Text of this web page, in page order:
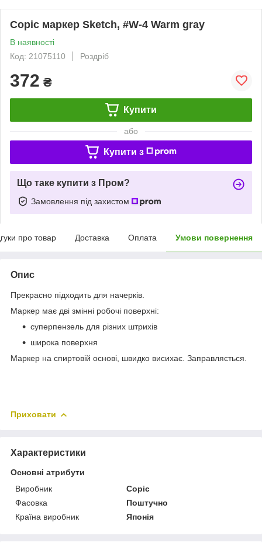
Copic маркер Sketch, #W-4 Warm gray
В наявності
Код: 21075110
Роздріб
372 ₴
Купити
або
Купити з
Що таке купити з Пром?
Замовлення під захистом
про товар Доставка Оплата Умови повернення
Опис
Прекрасно підходить для начерків.
Маркер має дві змінні робочі поверхні:
суперпензель для різних штрихів
широка поверхня
Маркер на спиртовій основі, швидко висихає. Заправляється.
Приховати
Характеристики
Основні атрибути
Виробник
Copic
Фасовка
Поштучно
Країна виробник
Японія